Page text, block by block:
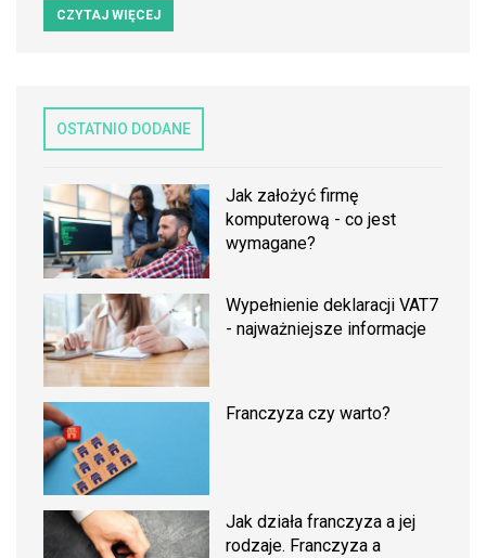
CZYTAJ WIĘCEJ
OSTATNIO DODANE
Jak założyć firmę
komputerową - co jest
wymagane?
Wypełnienie deklaracji VAT7
- najważniejsze informacje
Franczyza czy warto?
Jak działa franczyza a jej
rodzaje. Franczyza a